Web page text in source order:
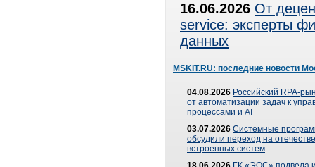
16.06.2026 От
service: эксперты
данных
MSKIT.RU: последние новости
04.08.2026 Российский RPA-
от автоматизации задач к
процессами и AI
03.07.2026 Системные
обсудили переход на
встроенных систем